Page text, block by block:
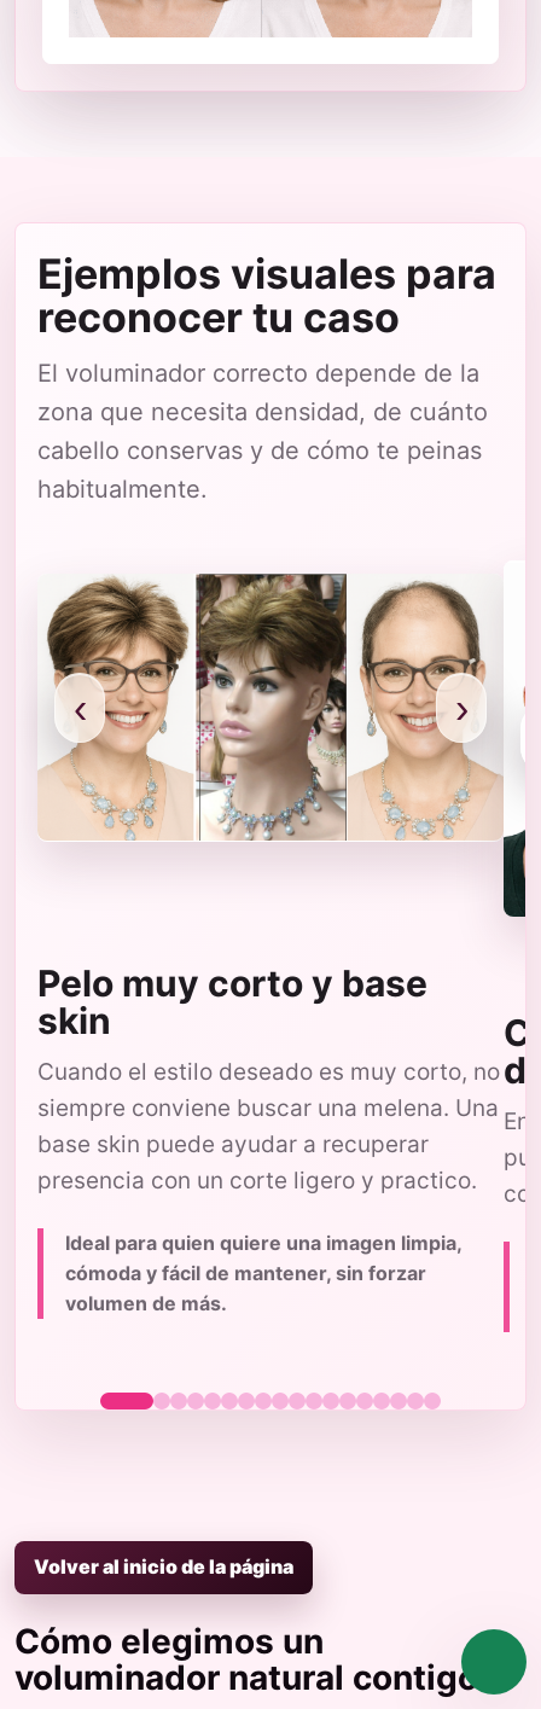
Ejemplos visuales para
reconocer tu caso
El voluminador correcto depende de la
zona que necesita densidad, de cuánto
cabello conservas y de cómo te peinas
habitualmente.
‹ ›
Pelo muy corto y base
skin
Cuando el estilo deseado es muy corto, no
siempre conviene buscar una melena. Una
base skin puede ayudar a recuperar
presencia con un corte ligero y practico.
Ideal para quien quiere una imagen limpia,
cómoda y fácil de mantener, sin forzar
volumen de más.
En
Volver al inicio de la página
Cómo elegimos un
voluminador natural contigo